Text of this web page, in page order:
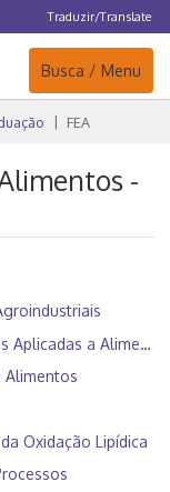
Traduzir/Translate
Navegação
Busca / Menu
FEA
-
a Alimentos
Alimentos
Oxidação Lipídica